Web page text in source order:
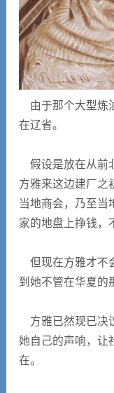
由于那个大型炼
在辽省。
假设是放在从前
方雅来这边建厂之
当地商会，乃至当
家的地盘上挣钱，
但现在方雅才不
到她不管在华夏的
方雅已然现已决
她自己的声响，让
在。